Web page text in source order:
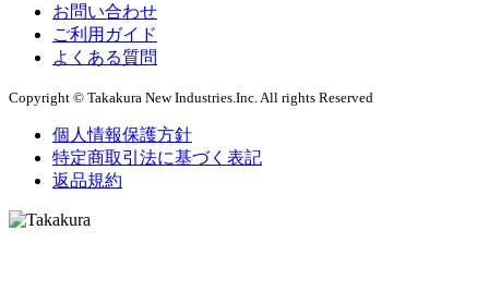
お問い合わせ
ご利用ガイド
よくある質問
Copyright © Takakura New Industries.Inc. All rights Reserved
個人情報保護方針
特定商取引法に基づく表記
返品規約